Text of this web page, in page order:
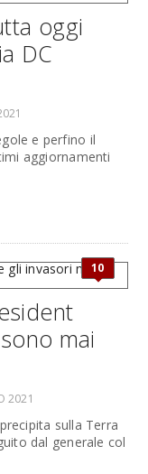
oggi
DC
e perfino il
aggiornamenti
10
mai
2021
sulla Terra
dal generale col